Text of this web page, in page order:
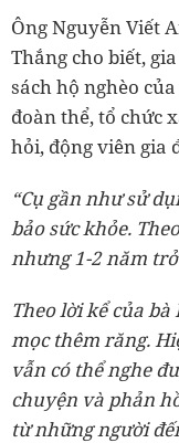
Ông Nguyễn Viết
Thắng cho biết,
sách hộ nghèo
đoàn thể, tổ chức
hỏi, động viên gia
“Cụ gần như sử
bảo sức khỏe.
nhưng 1-2 năm trở
Theo lời kể của bà
mọc thêm răng.
vẫn có thể nghe
chuyện và phản
từ những người